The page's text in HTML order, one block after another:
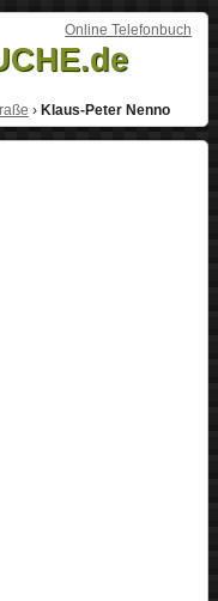
Online Telefonbuch
› Klaus-Peter Nenno